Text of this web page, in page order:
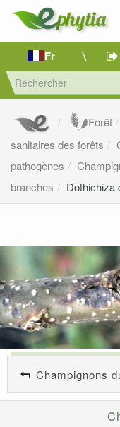
Fr
Forêt
sanitaires des forêts
pathogènes
branches
Dothichiza
Champignons